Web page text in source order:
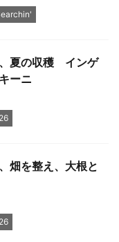
夏の収穫 インゲ
ーニ
畑を整え、大根と